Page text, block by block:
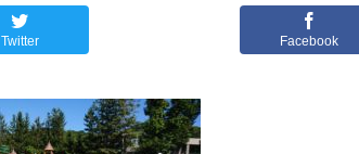
Twitter Facebook